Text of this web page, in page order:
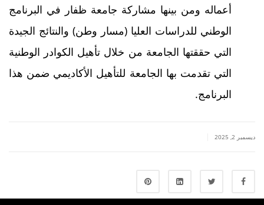
أعماله ومن بينها مشاركة جامعة ظفار في البرنامج
الوطني للدراسات العليا (مسار وطن) والنتائج الجيدة
التي حققتها الجامعة من خلال تأهيل الكوادر الوطنية
التي تقدمت بها الجامعة للتأهيل الأكاديمي ضمن هذا
البرنامج.
ديسمبر 2, 2025